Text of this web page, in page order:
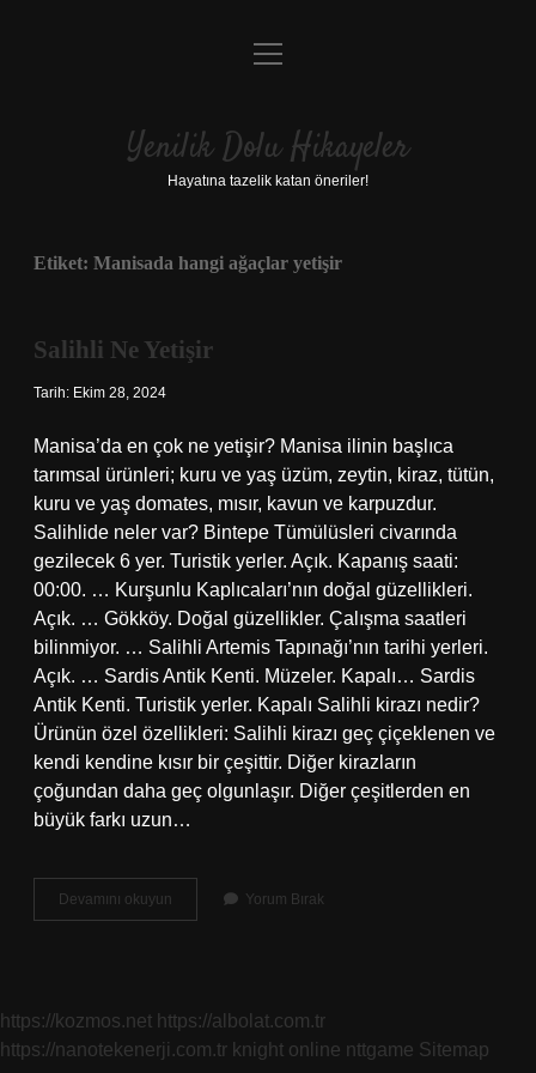
Anasayfa
Yasal Uyarı
menüyü
Yenilik Dolu Hikayeler
Hayatına tazelik katan öneriler!
Etiket: Manisada hangi ağaçlar yetişir
Salihli Ne Yetişir
Tarih: Ekim 28, 2024
Manisa’da en çok ne yetişir? Manisa ilinin başlıca
tarımsal ürünleri; kuru ve yaş üzüm, zeytin, kiraz, tütün,
kuru ve yaş domates, mısır, kavun ve karpuzdur.
Salihlide neler var? Bintepe Tümülüsleri civarında
gezilecek 6 yer. Turistik yerler. Açık. Kapanış saati:
00:00. … Kurşunlu Kaplıcaları’nın doğal güzellikleri.
Açık. … Gökköy. Doğal güzellikler. Çalışma saatleri
bilinmiyor. … Salihli Artemis Tapınağı’nın tarihi yerleri.
Açık. … Sardis Antik Kenti. Müzeler. Kapalı… Sardis
Antik Kenti. Turistik yerler. Kapalı Salihli kirazı nedir?
Ürünün özel özellikleri: Salihli kirazı geç çiçeklenen ve
kendi kendine kısır bir çeşittir. Diğer kirazların
çoğundan daha geç olgunlaşır. Diğer çeşitlerden en
büyük farkı uzun…
Devamını okuyun
Ne
Yorum Bırak
https://kozmos.net https://albolat.com.tr
https://nanotekenerji.com.tr knight online nttgame Sitemap